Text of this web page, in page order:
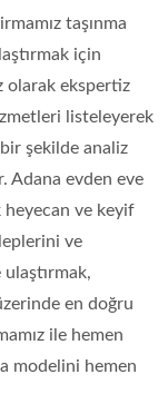
taşınma
için
olarak ekspertiz
listeleyerek
şekilde analiz
Adana evden eve
heyecan ve keyif
ve
en doğru
ile hemen
modelini hemen